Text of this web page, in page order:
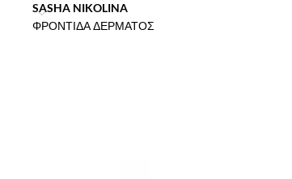
SASHA NIKOLINA
ΦΡΟΝΤΙΔΑ ΔΕΡΜΑΤΟΣ